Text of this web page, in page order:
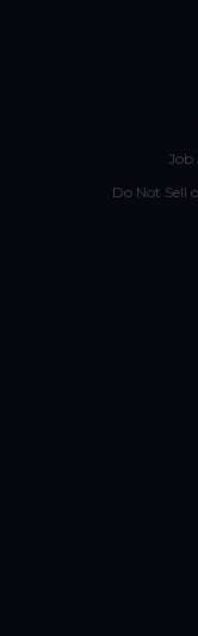
Job
Do Not Sell